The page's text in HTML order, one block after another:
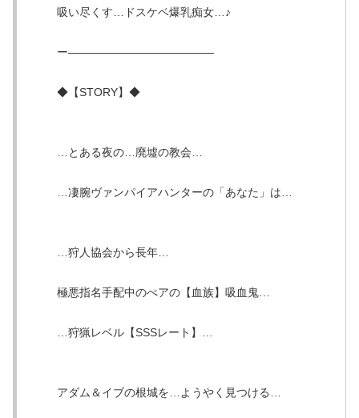
吸い尽くす…ドスケベ爆乳痴女…♪
ー—————————————
◆【STORY】◆
…とある夜の…廃墟の教会…
…凄腕ヴァンパイアハンターの「あなた」は…
…狩人協会から長年…
極悪指名手配中のぺアの【血族】吸血鬼…
…狩猟レベル【SSSレート】…
アダム＆イブの根城を…ようやく見つける…